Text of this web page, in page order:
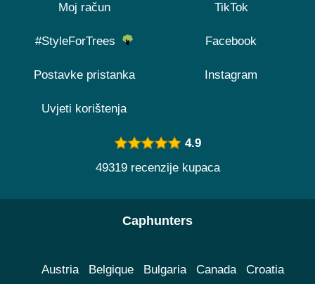
Moj račun
#StyleForTrees
Postavke pristanka
Uvjeti korištenja
TikTok
Facebook
Instagram
4.9
49319 recenzije kupaca
Caphunters
Austria Belgique Bulgaria Canada Croatia